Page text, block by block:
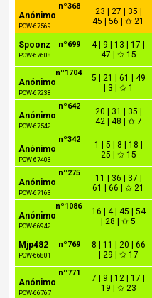
nº368
Anónimo
POW-67569
23 | 27 | 35 |
45 | 56 | ✩ 21
nº699
Spoonz
POW-67608
4 | 9 | 13 | 17 |
47 | ✩ 15
nº1704
Anónimo
POW-67238
5 | 21 | 61 | 49
| 3 | ✩ 1
nº642
Anónimo
POW-67542
20 | 31 | 35 |
42 | 48 | ✩ 7
nº342
Anónimo
POW-67403
1 | 5 | 8 | 18 |
25 | ✩ 15
nº275
Anónimo
POW-67163
11 | 36 | 37 |
61 | 66 | ✩ 21
nº1086
Anónimo
POW-66942
16 | 4 | 45 | 54
| 28 | ✩ 5
nº769
Mjp482
POW-66801
8 | 11 | 20 | 66
| 29 | ✩ 17
nº771
Anónimo
POW-66767
7 | 9 | 12 | 17 |
19 | ✩ 23